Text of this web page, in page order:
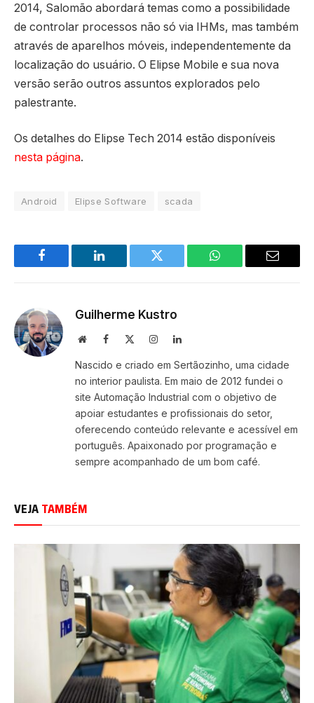
2014, Salomão abordará temas como a possibilidade
de controlar processos não só via IHMs, mas também
através de aparelhos móveis, independentemente da
localização do usuário. O Elipse Mobile e sua nova
versão serão outros assuntos explorados pelo
palestrante.
Os detalhes do Elipse Tech 2014 estão disponíveis
nesta página.
Android Elipse Software scada
Facebook LinkedIn Twitter WhatsApp Email
Guilherme Kustro
Site Facebook InstagramLinkedIn
Nascido e criado em Sertãozinho, uma cidade
no interior paulista. Em maio de 2012 fundei o
site Automação Industrial com o objetivo de
apoiar estudantes e profissionais do setor,
oferecendo conteúdo relevante e acessível em
português. Apaixonado por programação e
sempre acompanhado de um bom café.
VEJATAMBÉM